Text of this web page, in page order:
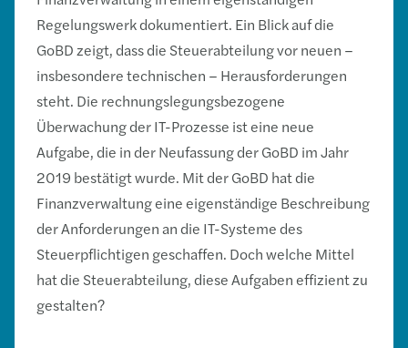
Regelungswerk dokumentiert. Ein Blick auf die
GoBD zeigt, dass die Steuerabteilung vor neuen –
insbesondere technischen – Herausforderungen
steht. Die rechnungslegungsbezogene
Überwachung der IT-Prozesse ist eine neue
Aufgabe, die in der Neufassung der GoBD im Jahr
2019 bestätigt wurde. Mit der GoBD hat die
Finanzverwaltung eine eigenständige Beschreibung
der Anforderungen an die IT-Systeme des
Steuerpflichtigen geschaffen. Doch welche Mittel
hat die Steuerabteilung, diese Aufgaben effizient zu
gestalten?